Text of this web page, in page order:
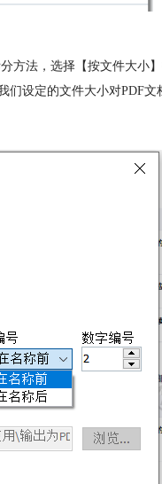
方法，选择【按文件大小】
们设定的文件大小对PDF文